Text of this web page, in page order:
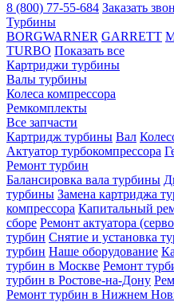
8 (800) 77-55-684 Заказать
Турбины
BORGWARNER GARRETT
TURBO Показать все
Картриджи турбины
Валы турбины
Колеса компрессора
Ремкомплекты
Все запчасти
Картридж турбины Вал
Актуатор турбокомпрессора
Ремонт турбин
Балансировка вала турбины
турбины Замена картриджа
компрессора Капитальный
сборе Ремонт актуатора
турбин Снятие и установка
турбин Наше оборудование
турбин в Москве Ремонт
турбин в Ростове-на-Дону
Ремонт турбин в Нижнем